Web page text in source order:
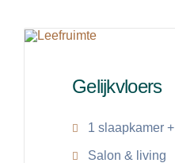
Gelijkvloers
1 slaapkamer
Salon & living